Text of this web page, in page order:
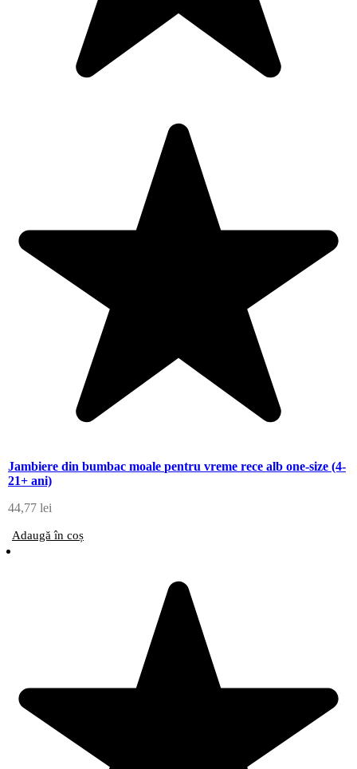
Jambiere din bumbac moale pentru vreme rece alb one-size (4-
21+ ani)
44,77 lei
Adaugă în coș